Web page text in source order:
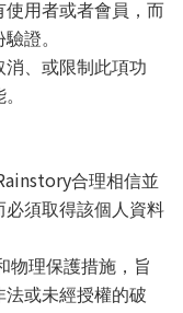
使用者或者會員，而
證。
、或限制此項功
合理相信並
必須取得該個人資料
物理保護措施，旨
或未經授權的破